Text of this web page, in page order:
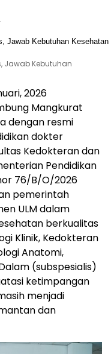
Jawab Kebutuhan
2026
Mangkurat
dengan resmi
dokter
Kedokteran dan
Pendidikan
76/B/O/2026
pemerintah
ULM dalam
berkualitas
Klinik, Kedokteran
Anatomi,
(subspesialis)
ketimpangan
menjadi
dan